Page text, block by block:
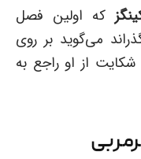
که اولین فصل
می‌گوید بر روی
شکایت از او راجع به